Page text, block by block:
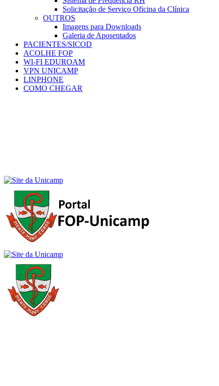
Solicitação de Serviço Oficina da Clínica
OUTROS
Imagens para Downloads
Galeria de Aposentados
PACIENTES/SICOD
ACOLHE FOP
WI-FI EDUROAM
VPN UNICAMP
LINPHONE
COMO CHEGAR